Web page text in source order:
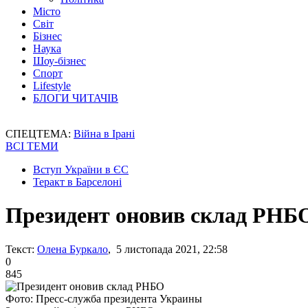
Місто
Світ
Бізнес
Наука
Шоу-бізнес
Спорт
Lifestyle
БЛОГИ ЧИТАЧІВ
СПЕЦТЕМА: Війна в Ірані
ВСІ ТЕМИ
Вступ України в ЄС
Теракт в Барселоні
Президент оновив склад
Текст: Олена Буркало, 5 листопада 2021, 22:58
0
845
Фото: Пресс-служба президента Украины